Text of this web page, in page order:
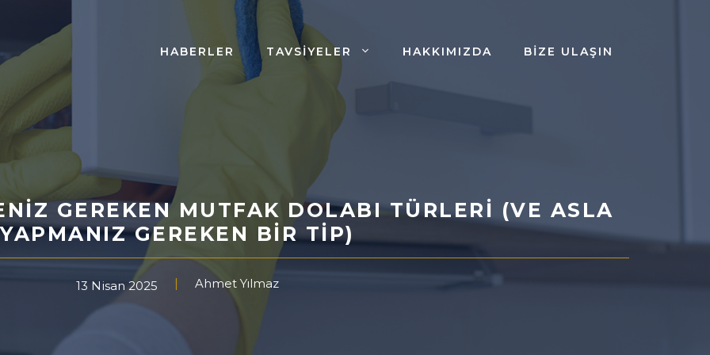
HABERLER TAVSIYELER HAKKIMIZDA BIZE ULAŞIN
GEREKEN MUTFAK DOLABI TÜRLERI (VE ASLA
YAPMANIZ GEREKEN BIR TIP)
13 Nisan 2025 Ahmet Yılmaz